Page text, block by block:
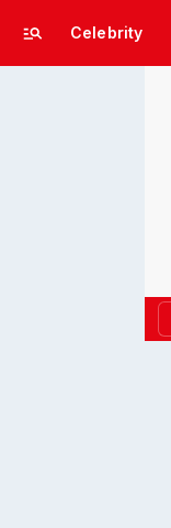
Celebrity